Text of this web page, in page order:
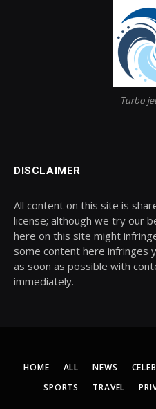
Turbo
DISCLAIMER
All content on this site is
license; although we try our
here on this site might
some content here infringes
as soon as possible with
immediately.
HOME ALL NEWS
SPORTS
TRAVEL